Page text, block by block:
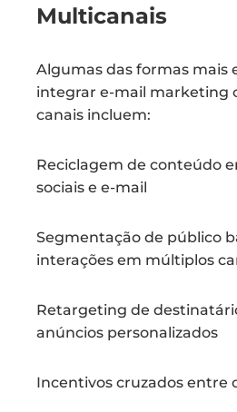
Multicanais
Algumas das formas mais
integrar e-mail marketing
canais incluem:
Reciclagem de conteúdo
sociais e e-mail
Segmentação de público
interações em múltiplos
Retargeting de
anúncios personalizados
Incentivos cruzados entre